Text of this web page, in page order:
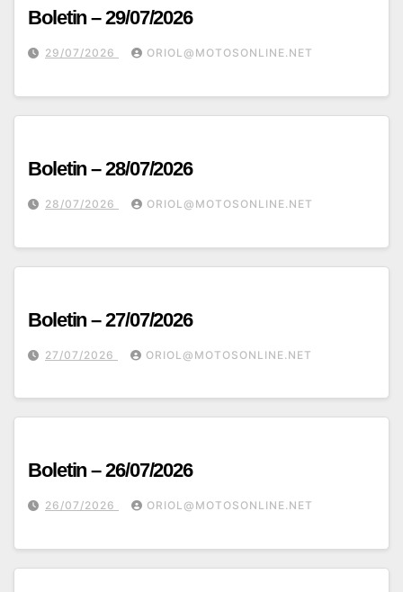
Boletin – 29/07/2026
29/07/2026 ORIOL@MOTOSONLINE.NET
Boletin – 28/07/2026
28/07/2026 ORIOL@MOTOSONLINE.NET
Boletin – 27/07/2026
27/07/2026 ORIOL@MOTOSONLINE.NET
Boletin – 26/07/2026
26/07/2026 ORIOL@MOTOSONLINE.NET